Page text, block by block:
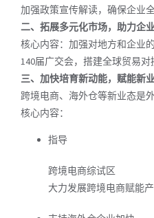
加强政策宣传解读，确保企业
二、拓展多元化市场，助力企
核心内容：加强对地方和企业
140届广交会，搭建全球贸易
三、加快培育新动能，赋能新
跨境电商、海外仓等新业态是
核心内容：
指导
跨境电商综试区
大力发展跨境电商赋能